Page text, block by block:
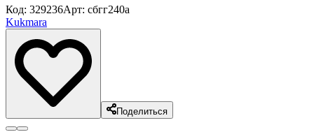
Код: 329236Арт: сбгг240а
Kukmara
Поделиться